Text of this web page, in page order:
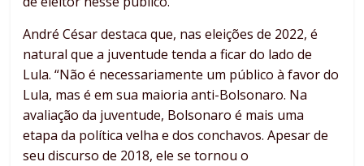
André César destaca que, nas eleições de 2022, é
natural que a juventude tenda a ficar do lado de
Lula. “Não é necessariamente um público à favor do
Lula, mas é em sua maioria anti-Bolsonaro. Na
avaliação da juventude, Bolsonaro é mais uma
etapa da política velha e dos conchavos. Apesar de
seu discurso de 2018, ele se tornou o